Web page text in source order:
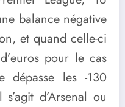
balance négative
et quand celle-ci
pour le cas
dépasse les -130
d’Arsenal ou